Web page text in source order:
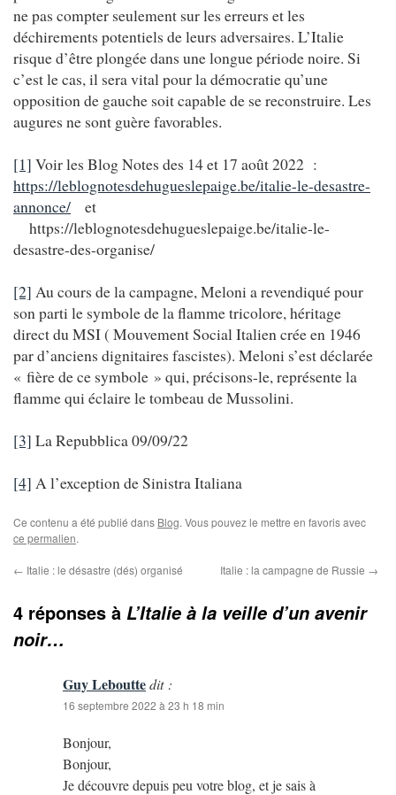
ne pas compter seulement sur les erreurs et les
déchirements potentiels de leurs adversaires. L’Italie
risque d’être plongée dans une longue période noire. Si
c’est le cas, il sera vital pour la démocratie qu’une
opposition de gauche soit capable de se reconstruire. Les
augures ne sont guère favorables.
[1] Voir les Blog Notes des 14 et 17 août 2022 :
https://leblognotesdehugueslepaige.be/italie-le-desastre-
annonce/ et
https://leblognotesdehugueslepaige.be/italie-le-
desastre-des-organise/
[2] Au cours de la campagne, Meloni a revendiqué pour
son parti le symbole de la flamme tricolore, héritage
direct du MSI ( Mouvement Social Italien crée en 1946
par d’anciens dignitaires fascistes). Meloni s’est déclarée
« fière de ce symbole » qui, précisons-le, représente la
flamme qui éclaire le tombeau de Mussolini.
[3] La Repubblica 09/09/22
[4] A l’exception de Sinistra Italiana
Ce contenu a été publié dans Blog. Vous pouvez le mettre en favoris avec
ce permalien.
← Italie : le désastre (dés) organisé Italie : la campagne de Russie →
4 réponses à L’Italie à la veille d’un avenir
noir…
Guy Lebouttedit :
16 septembre 2022 à 23 h 18 min
Bonjour,
Bonjour,
Je découvre depuis peu votre blog, et je sais à